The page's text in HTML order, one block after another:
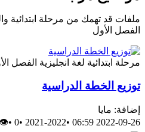
ملفات قد تهمك من مرحلة ابتدائية
الفصل الأول
مرحلة ابتدائية لغة انجليزية الفصل
توزيع الخطة الدراسية
إضافة: مايا
2022-09-26 06:59
•
2021-2022
•
0
•
👁 1,042